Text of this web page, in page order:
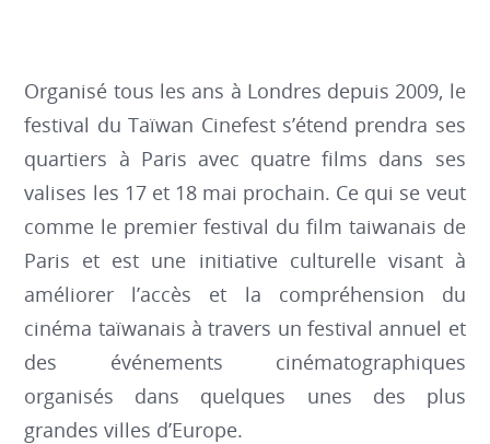
Organisé tous les ans à Londres depuis 2009, le
festival du Taïwan Cinefest s’étend prendra ses
quartiers à Paris avec quatre films dans ses
valises les 17 et 18 mai prochain. Ce qui se veut
comme le premier festival du film taiwanais de
Paris et est une initiative culturelle visant à
améliorer l’accès et la compréhension du
cinéma taïwanais à travers un festival annuel et
des événements cinématographiques
organisés dans quelques unes des plus
grandes villes d’Europe.